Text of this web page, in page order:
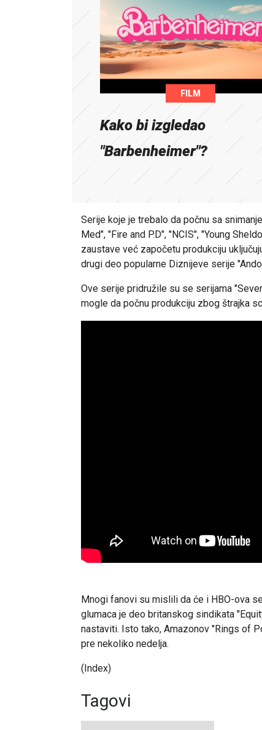
FILM
Kako bi izgledao
"Barbenheimer"?
Serije koje je trebalo da počnu sa
Med", "Fire and P.D", "NCIS", "Young
zaustave već započetu produkciju
drugi deo popularne Diznijeve serije
Ove serije pridružile su se serijama
mogle da počnu produkciju zbog štrajka
Mnogi fanovi su mislili da će i HBO-ova
glumaca je deo britanskog sindikata
nastaviti. Isto tako, Amazonov "Rings of
pre nekoliko nedelja.
(Index)
Tagovi